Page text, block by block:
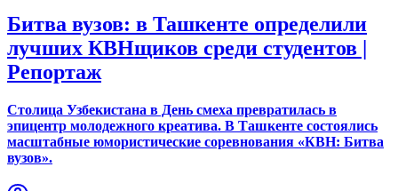
Битва вузов: в Ташкенте определили
лучших КВНщиков среди студентов |
Репортаж
Столица Узбекистана в День смеха превратилась в
эпицентр молодежного креатива. В Ташкенте состоялись
масштабные юмористические соревнования «КВН: Битва
вузов».